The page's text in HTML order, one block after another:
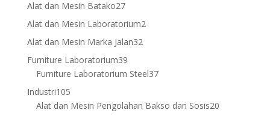
Alat dan Mesin Batako2727
products
Alat dan Mesin Laboratorium22
Alat dan Mesin Marka Jalan3232
Furniture Laboratorium3939
products
Furniture Laboratorium Steel3737
Industri105105
products
Alat dan Mesin Pengolahan Bakso dan Sosis2020